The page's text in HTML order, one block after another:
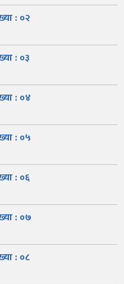
: ०२
: ०३
: ०४
: ०५
: ०६
: ०७
: ०८
। यहाँहरुलाई म कसरी सहायता गर्न सक्छु भनेर हेर्न कृपया बटनहरुमा